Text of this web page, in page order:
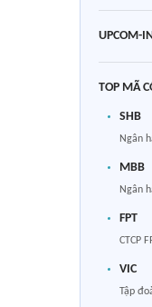
UPCOM-
TOP MÃ
SHB
Ngân
MBB
Ngân
FPT
CTCP
VIC
Tập